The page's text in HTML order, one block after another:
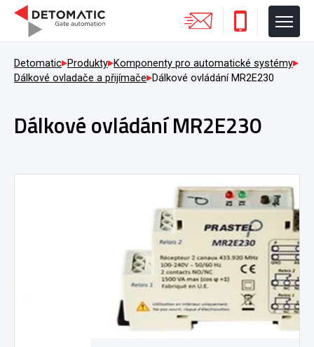
Detomatic Produkty Komponenty pro automatické systémy
Dálkové ovladače a přijímače
Dálkové ovládání MR2E230
Dálkové ovládání MR2E230